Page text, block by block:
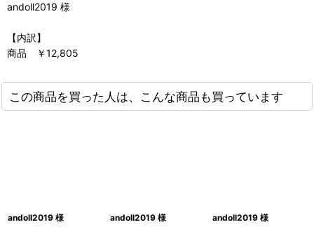
andoll2019 様
【内訳】
商品 ￥12,805
この商品を買った人は、こんな商品も買っています
andoll2019 様
andoll2019 様
andoll2019 様